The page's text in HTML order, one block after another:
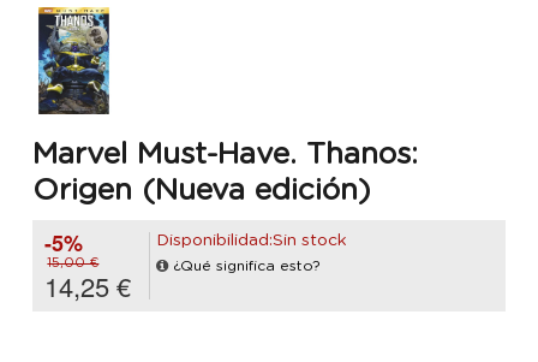
Marvel Must-Have. Thanos:
Origen (Nueva edición)
-5%
15,00 €
14,25 €
Disponibilidad:Sin stock
¿Qué significa esto?